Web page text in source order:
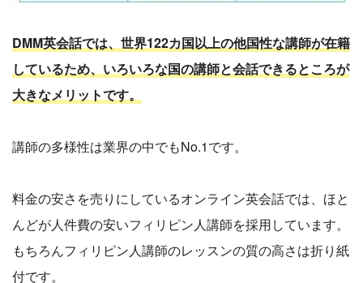
DMM英会話では、世界122カ国以上の他国性な講師が在籍
しているため、いろいろな国の講師と会話できるところが
大きなメリットです。
講師の多様性は業界の中でもNo.1です。
料金の安さを売りにしているオンライン英会話では、ほと
んどが人件費の安いフィリピン人講師を採用しています。
もちろんフィリピン人講師のレッスンの質の高さは折り紙
付です。